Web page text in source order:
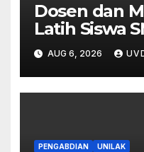
Dosen dan
Latih Siswa
Pekanbaru
Digital Lewat
Marketing
AUG 6, 2026
PENGABDIAN UNILAK